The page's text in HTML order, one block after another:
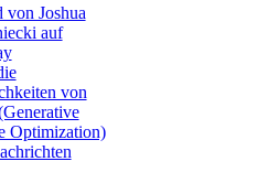
von
Optimization)